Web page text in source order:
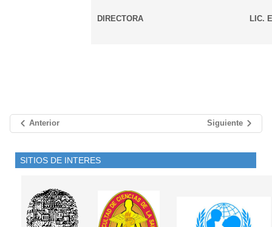
DIRECTORA LIC.
Anterior Siguiente
SITIOS DE INTERES